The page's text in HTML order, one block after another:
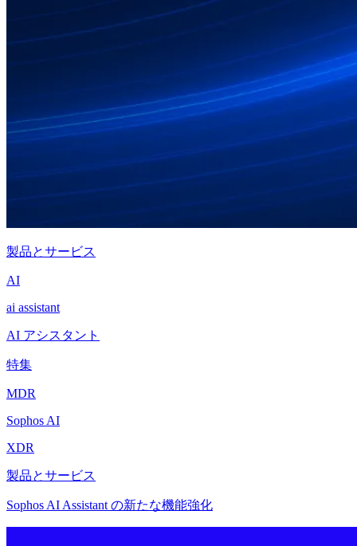
製品とサービス
AI
ai assistant
AI アシスタント
特集
MDR
Sophos AI
XDR
製品とサービス
Sophos AI Assistant の新たな機能強化